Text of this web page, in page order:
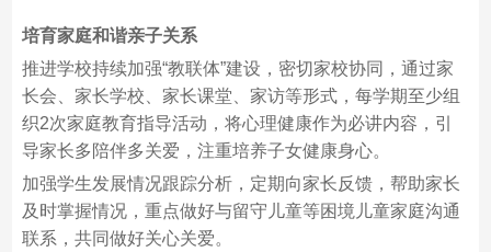
培育家庭和谐亲子关系
推进学校持续加强“教联体”建设，密切家校协同，通过家
长会、家长学校、家长课堂、家访等形式，每学期至少组
织2次家庭教育指导活动，将心理健康作为必讲内容，引
导家长多陪伴多关爱，注重培养子女健康身心。
加强学生发展情况跟踪分析，定期向家长反馈，帮助家长
及时掌握情况，重点做好与留守儿童等困境儿童家庭沟通
联系，共同做好关心关爱。